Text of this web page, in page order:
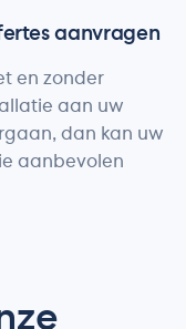
aanvragen
en zonder
aan uw
dan kan uw
aanbevolen